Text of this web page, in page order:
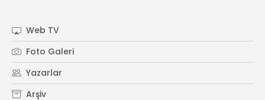
Web TV
Foto Galeri
Yazarlar
Arşiv